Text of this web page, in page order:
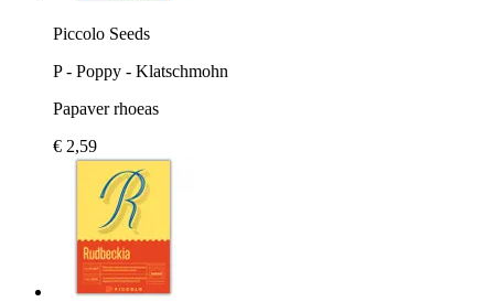
Piccolo Seeds
P - Poppy - Klatschmohn
Papaver rhoeas
€ 2,59